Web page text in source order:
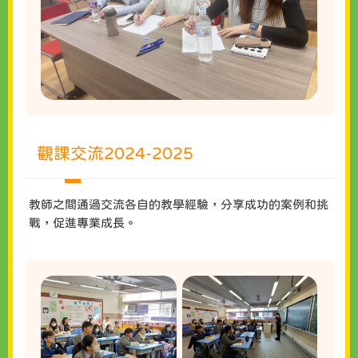
觀課交流2024-2025
教師之間通過交流各自的教學經驗，分享成功的案例和挑
戰，促進專業成長。